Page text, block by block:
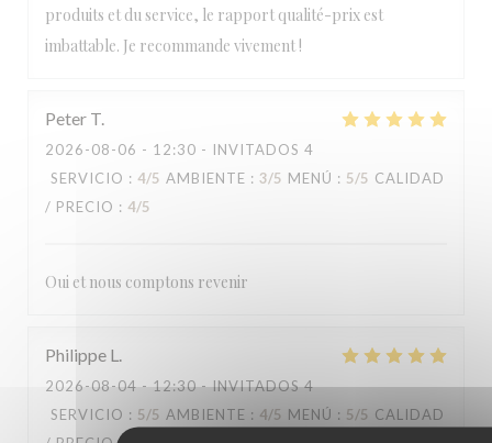
produits et du service, le rapport qualité-prix est
imbattable. Je recommande vivement !
Peter T
2026-08-06 - 12:30 - INVITADOS 4
SERVICIO : 4/5 AMBIENTE : 3/5 MENÚ : 5/5 CALIDAD
/ PRECIO : 4/5
Oui et nous comptons revenir
Philippe L
2026-08-04- 12:30 - INVITADOS 4
SERVICIO : 5/5 AMBIENTE : 4/5 MENÚ : 5/5 CALIDAD